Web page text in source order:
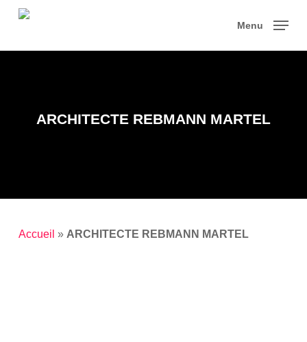
Skip
content
Menu
ARCHITECTE REBMANN MARTEL
Accueil » ARCHITECTE REBMANN MARTEL